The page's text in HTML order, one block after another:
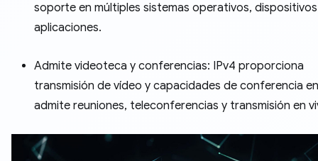
soporte en múltiples sistemas operativos,
aplicaciones.
Admite videoteca y conferencias: IPv4 proporciona
transmisión de vídeo y capacidades de conferencia
admite reuniones, teleconferencias y transmisión en